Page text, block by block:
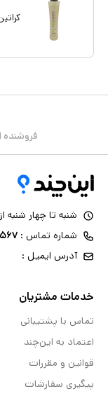
فروشنده
شنبه تا چهار شنبه از ۹ الی ۱۷ ، پنج شنبه ۹ الی ۱۳
شماره تماس :
آدرس ایمیل :
خدمات مشتریان
تماس با پشتیبانی
اعتماد به این‌چند
قوانین و مقررات
پیگیری سفارشات